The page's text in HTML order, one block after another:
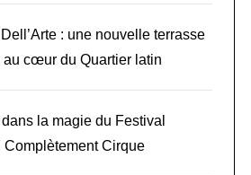
: une nouvelle terrasse
au cœur du Quartier latin
la magie du Festival
Complètement Cirque